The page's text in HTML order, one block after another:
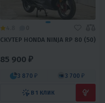
СКУТЕР HONDA NINJA RP 80 (50)
85 900 ₽
3 870 ₽ 3 700 ₽
В 1 КЛИК